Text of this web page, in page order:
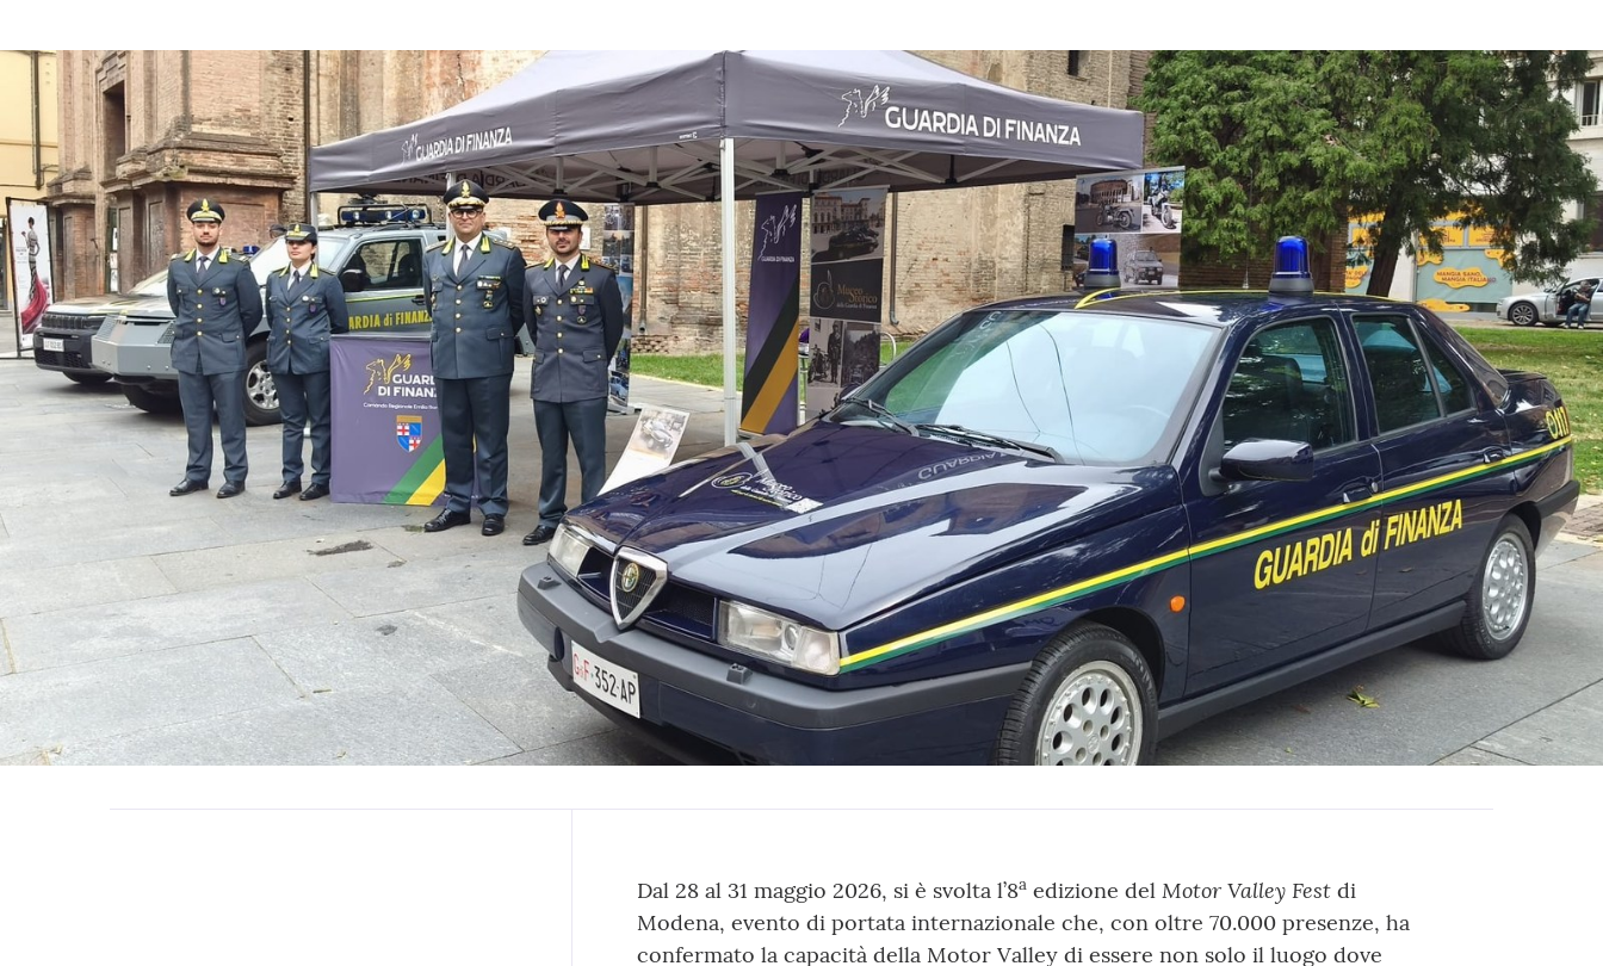
Contenuto
Dal 28 al 31 maggio 2026, si è svolta l’8aedizione del Motor Valley Festdi
Modena, evento di portata internazionale che, con oltre 70.000 presenze, ha
confermato la capacità della Motor Valley di essere non solo il luogo dove